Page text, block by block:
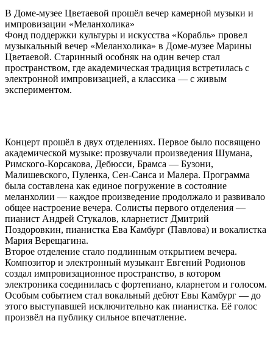
В Доме-музее Цветаевой прошёл вечер камерной музыки и
импровизации «Меланхолика»
Фонд поддержки культуры и искусства «Корабль» провел
музыкальный вечер «Меланхолика» в Доме-музее Марины
Цветаевой. Старинный особняк на один вечер стал
пространством, где академическая традиция встретилась с
электронной импровизацией, а классика — с живым
экспериментом.
Концерт прошёл в двух отделениях. Первое было посвящено
академической музыке: прозвучали произведения Шумана,
Римского-Корсакова, Дебюсси, Брамса — Бузони,
Малишевского, Пуленка, Сен-Санса и Малера. Программа
была составлена как единое погружение в состояние
меланхолии — каждое произведение продолжало и развивало
общее настроение вечера. Солисты первого отделения —
пианист Андрей Стукалов, кларнетист Дмитрий
Поздоровкин, пианистка Ева Камбург (Павлова) и вокалистка
Мария Верещагина.
Второе отделение стало подлинным открытием вечера.
Композитор и электронный музыкант Евгений Родионов
создал импровизационное пространство, в котором
электроника соединилась с фортепиано, кларнетом и голосом.
Особым событием стал вокальный дебют Евы Камбург — до
этого выступавшей исключительно как пианистка. Её голос
произвёл на публику сильное впечатление.